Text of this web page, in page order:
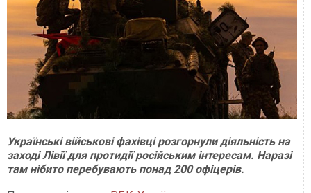
Українські військові фахівці розгорнули діяльність на
заході Лівії для протидії російським інтересам. Наразі
там нібито перебувають понад 200 офіцерів.